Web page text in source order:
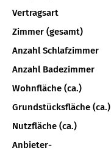
Vertragsart
Zimmer (gesamt)
Anzahl Schlafzimmer
Anzahl Badezimmer
Wohnfläche (ca.)
Grundstücksfläche (ca.)
Nutzfläche (ca.)
Anbieter-